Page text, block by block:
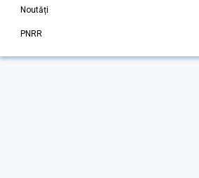
Noutăți
PNRR